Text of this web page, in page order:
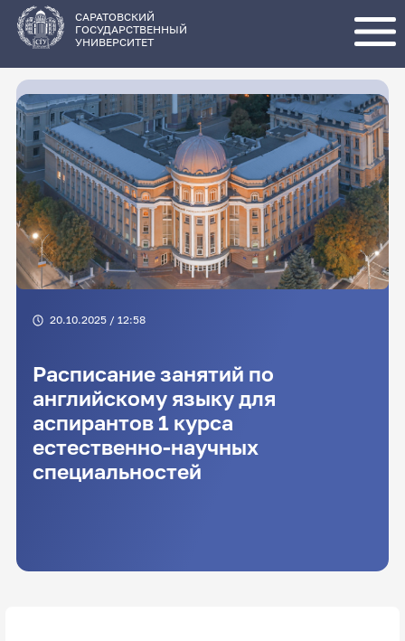
основному
содержанию
САРАТОВСКИЙ
ГОСУДАРСТВЕННЫЙ
УНИВЕРСИТЕТ
20.10.2025 / 12:58
Расписание занятий по
английскому языку для
аспирантов 1 курса
естественно-научных
специальностей